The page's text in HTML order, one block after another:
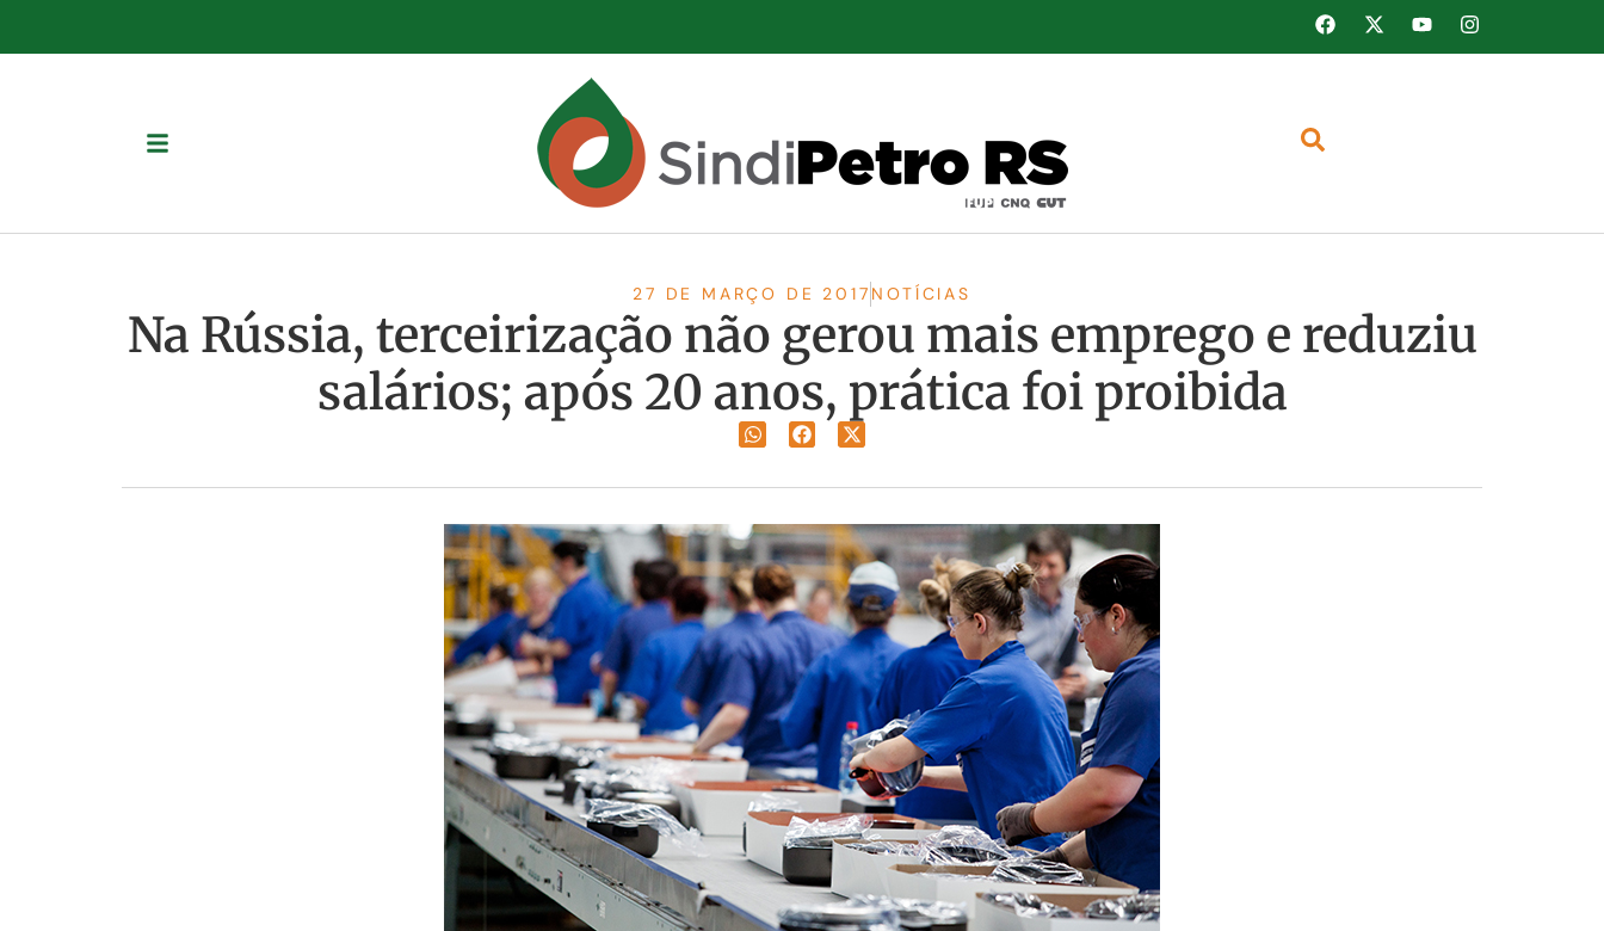
27 DE MARÇO DE 2017 NOTÍCIAS
Na Rússia, terceirização não gerou mais emprego e reduziu
salários; após 20 anos, prática foi proibida